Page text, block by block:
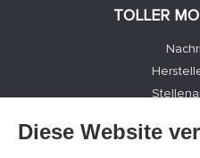
TOLLER
Diese Website